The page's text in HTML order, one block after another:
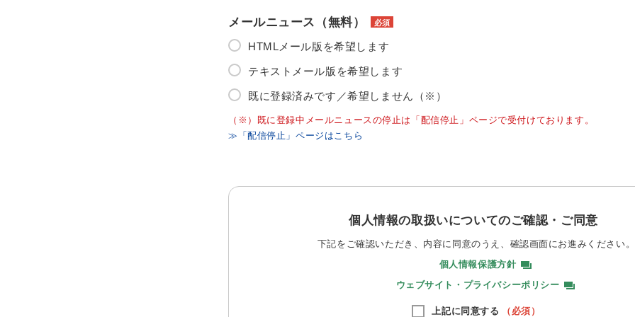
メールニュース（無料） 必須
HTMLメール版を希望します
テキストメール版を希望します
既に登録済みです／希望しません（※）
（※）既に登録中メールニュースの停止は「配信停止」ページで受付けております。
≫「配信停止」ページはこちら
個人情報の取扱いについてのご確認・ご同意
下記をご確認いただき、内容に同意のうえ、 確認画面にお進みください。
個人情報保護方針
ウェブサイト・プライバシーポリシー
上記に同意する （必須）